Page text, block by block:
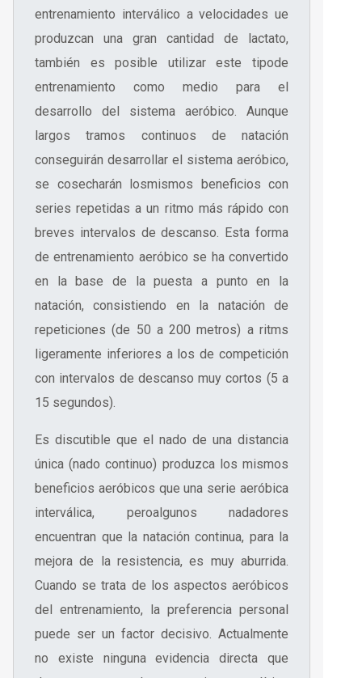
entrenamiento interválico a velocidades ue
produzcan una gran cantidad de lactato,
también es posible utilizar este tipode
entrenamiento como medio para el
desarrollo del sistema aeróbico. Aunque
largos tramos continuos de natación
conseguirán desarrollar el sistema aeróbico,
se cosecharán losmismos beneficios con
series repetidas a un ritmo más rápido con
breves intervalos de descanso. Esta forma
de entrenamiento aeróbico se ha convertido
en la base de la puesta a punto en la
natación, consistiendo en la natación de
repeticiones (de 50 a 200 metros) a ritms
ligeramente inferiores a los de competición
con intervalos de descanso muy cortos (5 a
15 segundos).
Es discutible que el nado de una distancia
única (nado continuo) produzca los mismos
beneficios aeróbicos que una serie aeróbica
interválica, peroalgunos nadadores
encuentran que la natación continua, para la
mejora de la resistencia, es muy aburrida.
Cuando se trata de los aspectos aeróbicos
del entrenamiento, la preferencia personal
puede ser un factor decisivo. Actualmente
no existe ninguna evidencia directa que